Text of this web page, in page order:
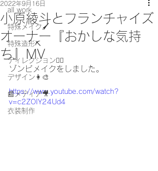
all work
特殊メイク🖌
特殊造形⛏
ディレクション👯‍♀️
デザイン👩‍🎨
📰メディア🎥
衣装制作
小原綾斗とフランチャイズ
オーナー『おかしな気持
ち』MV
2022年9月16日
ゾンビメイクをしました。
https://www.youtube.com/watch?
v=c2ZOIY24Ud4